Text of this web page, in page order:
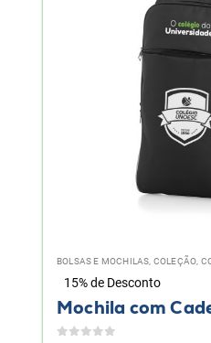
BOLSAS E MOCHILAS COLEÇÃO
15% de Desconto
Mochila com